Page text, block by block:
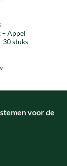
– Appel
30 stuks
voor de